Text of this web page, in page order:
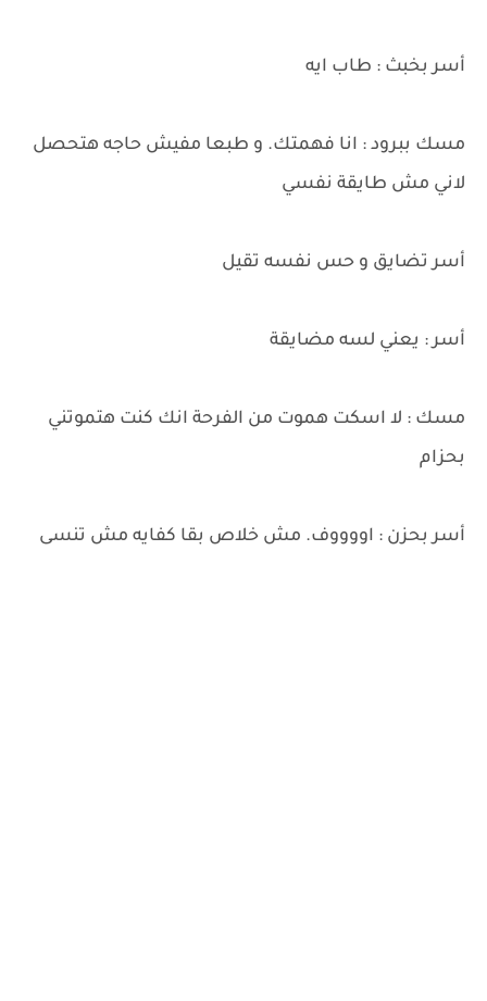
أسر بخبث : طاب ايه
مسك ببرود : انا فهمتك. و طبعا مفيش حاجه هتحصل
لاني مش طايقة نفسي
أسر تضايق و حس نفسه تقيل
أسر : يعني لسه مضايقة
مسك : لا اسكت هموت من الفرحة انك كنت هتموتني
بحزام
أسر بحزن : اووووف. مش خلاص بقا كفايه مش تنسى